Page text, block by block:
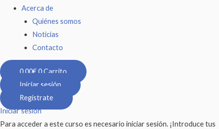
Acerca de
Quiénes somos
Noticias
Contacto
0,00€0Carrito
Iniciar sesión
Regístrate
Iniciar sesión
Para acceder a este curso es necesario iniciar sesión. ¡Introduce tus